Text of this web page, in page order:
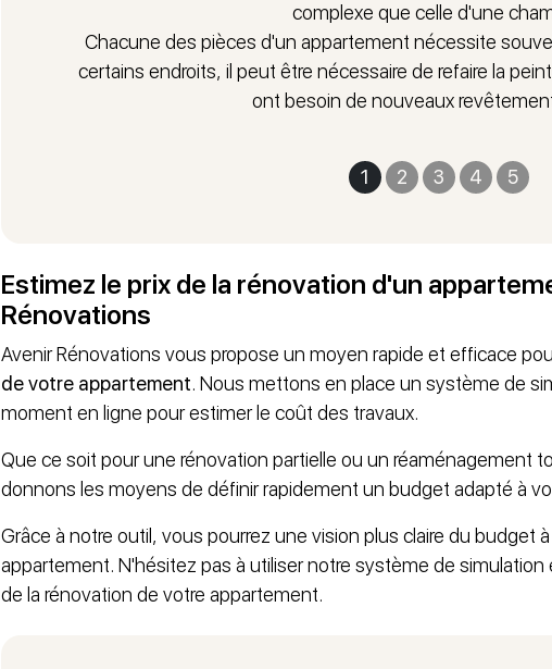
1 2 3 4 5
complexe que celle d'une
Chacune des pièces d'un appartement nécessite
certains endroits, il peut être nécessaire de refaire la
ont besoin de nouveaux
Estimez le prix de la rénovation d'un
Rénovations
Avenir Rénovations vous propose un moyen rapide et efficace
de votre appartement. Nous mettons en place un système de
moment en ligne pour estimer le coût des travaux.
Que ce soit pour une rénovation partielle ou un réaménagement
donnons les moyens de définir rapidement un budget adapté à
Grâce à notre outil, vous pourrez une vision plus claire du budget
appartement. N'hésitez pas à utiliser notre système de
de la rénovation de votre appartement.